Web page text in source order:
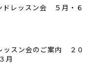
ドレッスン会 ５月・６
スン会のご案内 ２０
月